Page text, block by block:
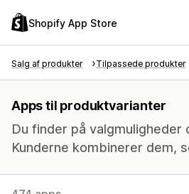
Shopify App Store
Salg af produkter Tilpassede produkter
Apps til produktvarianter
Du finder på valgmuligheder
Kunderne kombinerer dem,